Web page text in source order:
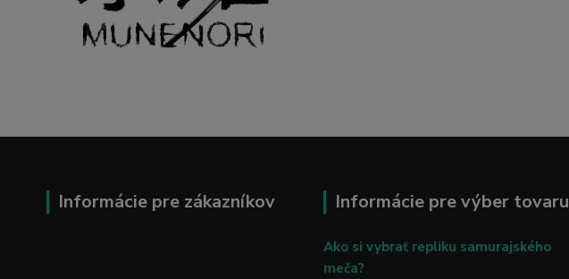
Informácie pre zákazníkov Informácie pre výber tovaru
Ako si vybrať repliku samurajského
meča?